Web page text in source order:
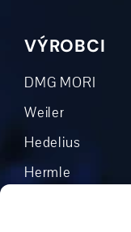
VÝROBCI
DMG MORI
Weiler
Hedelius
Hermle